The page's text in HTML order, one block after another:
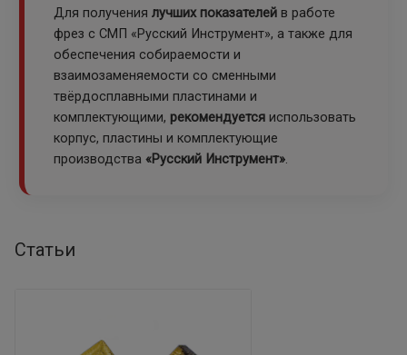
Для получения лучших показателей в работе
фрез с СМП «Русский Инструмент», а также для
обеспечения собираемости и
взаимозаменяемости со сменными
твёрдосплавными пластинами и
комплектующими, рекомендуется использовать
корпус, пластины и комплектующие
производства «Русский Инструмент».
Статьи